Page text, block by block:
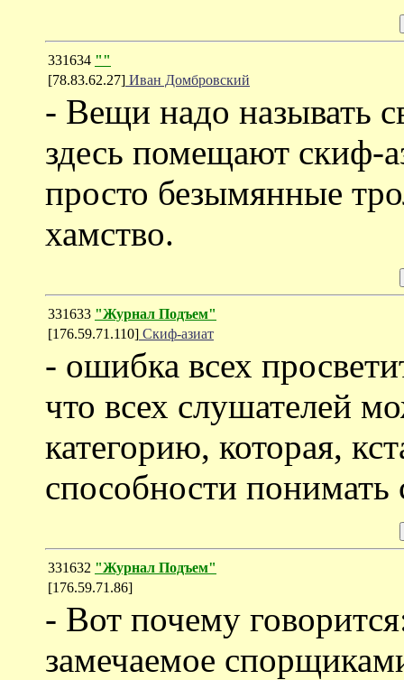
331634 ""
[78.83.62.27] Иван Домбровский
- Вещи надо называть
здесь помещают скиф-
просто безымянные
хамство.
331633 "Журнал Подъем"
[176.59.71.110] Скиф-азиат
- ошибка всех
что всех слушателей
категорию, которая,
способности
331632 "Журнал Подъем"
[176.59.71.86]
- Вот почему
замечаемое